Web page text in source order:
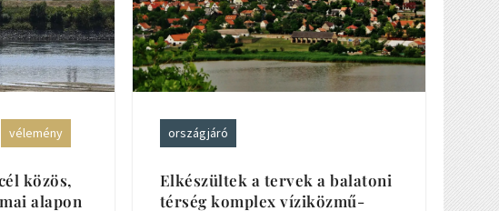
vélemény
közös,
alapon
országjáró
Elkészültek a tervek a balatoni
térség komplex víziközmű-